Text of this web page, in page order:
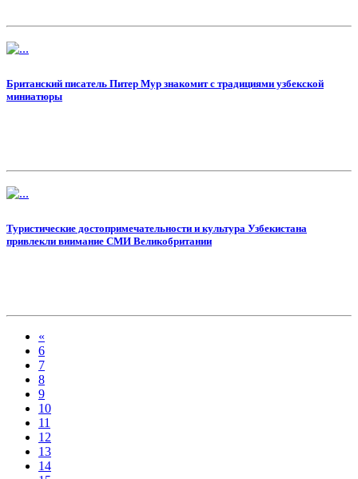
Британский писатель Питер Мур знакомит с традициями узбекской
миниатюры
Туристические достопримечательности и культура Узбекистана
привлекли внимание СМИ Великобритании
«
6
7
8
9
10
11
12
13
14